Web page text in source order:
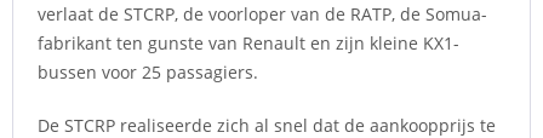
verlaat de STCRP, de voorloper van de RATP, de Somua-
fabrikant ten gunste van Renault en zijn kleine KX1-
bussen voor 25 passagiers.
De STCRP realiseerde zich al snel dat de aankoopprijs te